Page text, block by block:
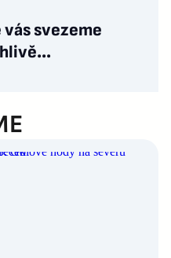
svezeme